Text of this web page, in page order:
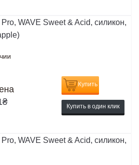
WAVE Sweet & Acid, силикон,
₴
Купить
Купить в один клик
WAVE Sweet & Acid, силикон,